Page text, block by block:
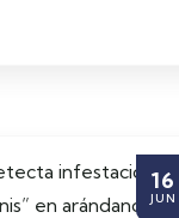
16
JUN